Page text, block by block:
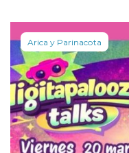
Arica y Parinacota